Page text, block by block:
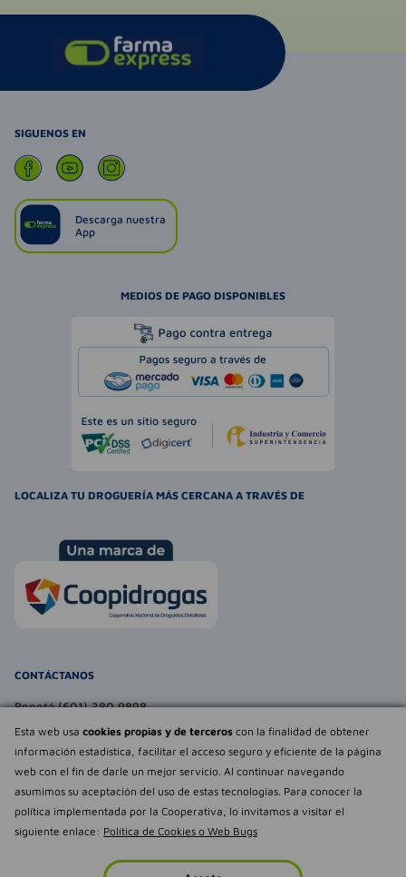
Esta web usa cookies propias y de terceros con la finalidad de obtener
información estadística, facilitar el acceso seguro y eficiente de la página
web con el fin de darle un mejor servicio. Al continuar navegando
asumimos su aceptación del uso de estas tecnologías. Para conocer la
política implementada por la Cooperativa, lo invitamos a visitar el
siguiente enlace: Política de Cookies o Web Bugs
Déjanos tu
opinión
SIGUENOS EN
Descarga nuestra
App
MEDIOS DE PAGO DISPONIBLES
LOCALIZA TU DROGUERÍA MÁS CERCANA A TRAVÉS DE
CONTÁCTANOS
Bogotá (601) 380 9898
atencionalcliente@farmaexpress.com
TE PUEDE INTERESAR
NOSOTROS
Empowered by
Todos los derechos reservados Farmaexpress 2025